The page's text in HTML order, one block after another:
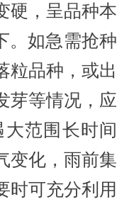
硬，呈品种本
。如急需抢种
粒品种，或出
芽等情况，应
范围长时间
变化，雨前集
时可充分利用